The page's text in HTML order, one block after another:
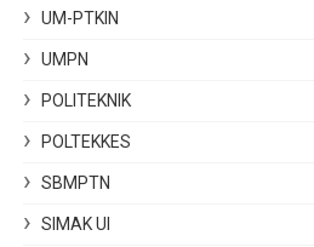
UM-PTKIN
UMPN
POLITEKNIK
POLTEKKES
SBMPTN
SIMAK UI